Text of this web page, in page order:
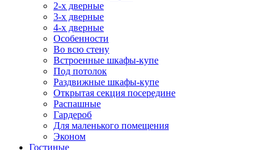
2-х дверные
3-х дверные
4-х дверные
Особенности
Во всю стену
Встроенные шкафы-купе
Под потолок
Раздвижные шкафы-купе
Открытая секция посередине
Распашные
Гардероб
Для маленького помещения
Эконом
Гостиные